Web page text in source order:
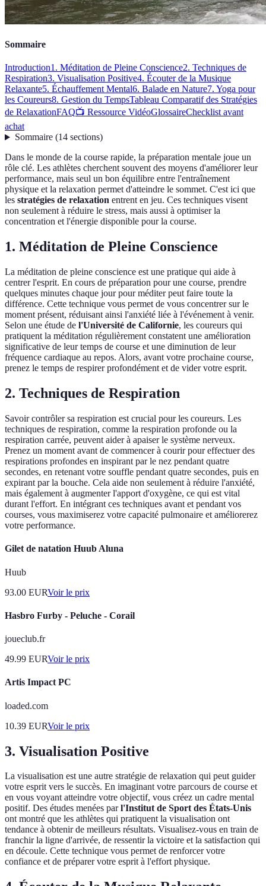
Sommaire
Introduction1. Méditation de Pleine Conscience2. Techniques de
Respiration3. Visualisation Positive4. Écouter de la Musique
Relaxante5. Échauffement Mental6. Balade en Nature7. Yoga pour
les Coureurs8. Gestion du TempsTableau Comparatif des Stratégies
de RelaxationFAQ📺 Ressource VidéoGlossaireChecklist avant
achat
Sommaire(14 sections)
Dans le monde de la course rapide, la préparation mentale joue un
rôle clé. Les athlètes cherchent souvent des moyens d'améliorer leur
performance, mais seul un bon équilibre entre l'entraînement
physique et la relaxation permet d'atteindre le sommet. C'est ici que
les stratégies de relaxation entrent en jeu. Ces techniques visent
non seulement à réduire le stress, mais aussi à optimiser la
concentration et l'énergie disponible pour la course.
1. Méditation de Pleine Conscience
La méditation de pleine conscience est une pratique qui aide à
centrer l'esprit. En cours de préparation pour une course, prendre
quelques minutes chaque jour pour méditer peut faire toute la
différence. Cette technique vous permet de vous concentrer sur le
moment présent, réduisant ainsi l'anxiété liée à l'événement à venir.
Selon une étude de l'Université de Californie, les coureurs qui
pratiquent la méditation régulièrement constatent une amélioration
significative de leur temps de course et une diminution de leur
fréquence cardiaque au repos. Alors, avant votre prochaine course,
prenez le temps de respirer profondément et de vider votre esprit.
2. Techniques de Respiration
Savoir contrôler sa respiration est crucial pour les coureurs. Les
techniques de respiration, comme la respiration profonde ou la
respiration carrée, peuvent aider à apaiser le système nerveux.
Prenez un moment avant de commencer à courir pour effectuer des
respirations profondes en inspirant par le nez pendant quatre
secondes, en retenant votre souffle pendant quatre secondes, puis en
expirant par la bouche. Cela aide non seulement à réduire l'anxiété,
mais également à augmenter l'apport d'oxygène, ce qui est vital
durant l'effort. En intégrant ces techniques avant et pendant vos
courses, vous maximiserez votre capacité pulmonaire et améliorerez
votre performance.
Gilet de natation Huub Aluna
Huub
93.00 EURVoir le prix
Hasbro Furby - Peluche - Corail
joueclub.fr
49.99 EURVoir le prix
Artis Impact PC
loaded.com
10.39 EURVoir le prix
3. Visualisation Positive
La visualisation est une autre stratégie de relaxation qui peut guider
votre esprit vers le succès. En imaginant votre parcours de course et
en vous voyant atteindre votre objectif, vous créez un cadre mental
positif. Des études menées parl'Institut de Sport des États-Unis
ont montré que les athlètes qui pratiquent la visualisation ont
tendance à obtenir de meilleurs résultats. Visualisez-vous en train de
franchir la ligne d'arrivée, de ressentir la victoire et la satisfaction qui
en découle. Cette technique vous permet de renforcer votre
confiance et de préparer votre esprit à l'effort physique.